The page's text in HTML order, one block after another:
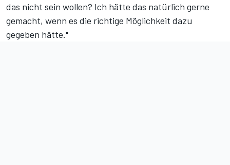
das nicht sein wollen? Ich hätte das natürlich gerne
gemacht, wenn es die richtige Möglichkeit dazu
gegeben hätte."